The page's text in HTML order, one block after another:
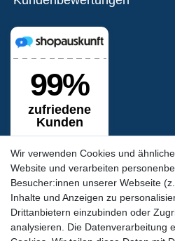
Wir verwenden Cookies und
Website und verarbeiten
Besucher:innen unserer Webseite
Inhalte und Anzeigen zu
Drittanbietern einzubinden oder
analysieren. Die Datenverarbeitung
Siegel & Zertifikate